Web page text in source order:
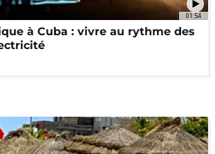
01:54
à Cuba : vivre au rythme des